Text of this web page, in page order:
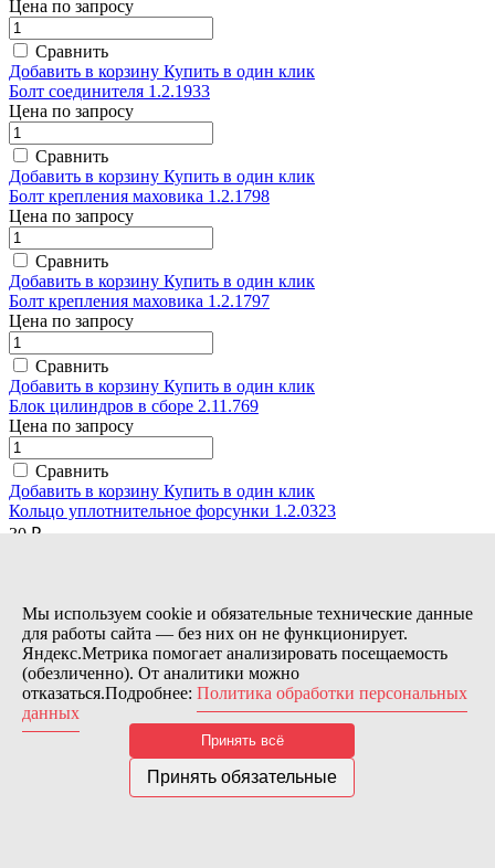
Цена по запросу
Сравнить
Добавить в корзину Купить в один клик
Болт соединителя 1.2.1933
Цена по запросу
Сравнить
Добавить в корзину Купить в один клик
Болт крепления маховика 1.2.1798
Цена по запросу
Сравнить
Добавить в корзину Купить в один клик
Болт крепления маховика 1.2.1797
Цена по запросу
Сравнить
Добавить в корзину Купить в один клик
Блок цилиндров в сборе 2.11.769
Цена по запросу
Сравнить
Добавить в корзину Купить в один клик
Кольцо уплотнительное форсунки 1.2.0323
30 ₽
Кольцо уплотнительное 16х3 1.1.2384
35 ₽
Сравнить
Добавить в корзину
Купить в один клик
Кольцо уплотнительное 7,3х2,4 1.1.2289
Мы используем cookie и обязательные технические данные
для работы сайта — без них он не функционирует.
Яндекс.Метрика помогает анализировать посещаемость
(обезличенно). От аналитики можно
отказаться.Подробнее: Политика обработки персональных
данных
Принять всё
Принять обязательные